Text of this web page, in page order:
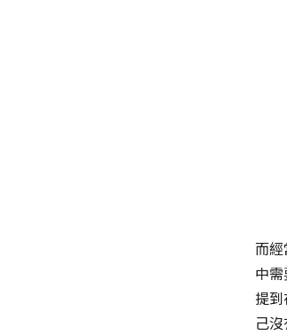
而
中
提
己